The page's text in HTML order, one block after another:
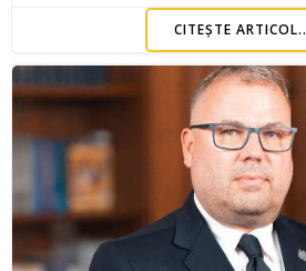
CITEȘTE ARTICOL..